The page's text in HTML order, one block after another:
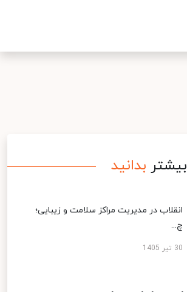
بیشتر بدانید
انقلاب در مدیریت مراکز سلامت و زیبایی؛
چ...
30 تیر 1405